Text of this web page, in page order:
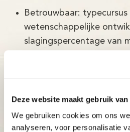
Deze website maakt gebruik
We gebruiken cookies om ons
analyseren, voor personalisatie
Betrouwbaar:
wetenschappelijke
slagingspercentage van
Adaptief: de typecursus
moment bijsturen.
Betaalbaar: bekijk onze